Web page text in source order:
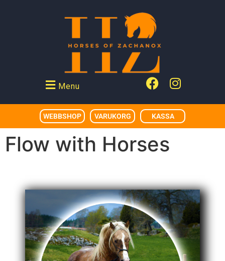
Menu
WEBBSHOP VARUKORG KASSA
Flow with Horses